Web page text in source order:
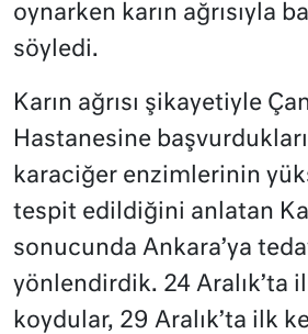
oynarken karın ağrısıyla
söyledi.
Karın ağrısı şikayetiyle
Hastanesine
karaciğer enzimlerinin
tespit edildiğini anlatan
sonucunda Ankara’ya
yönlendirdik. 24 Aralık’ta
koydular, 29 Aralık’ta ilk